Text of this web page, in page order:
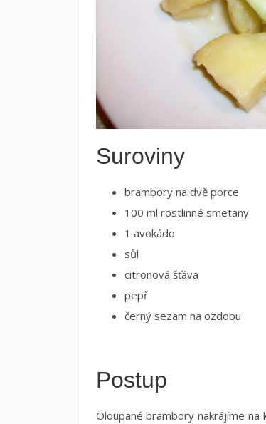
Suroviny
brambory na dvě porce
100 ml rostlinné smetany
1 avokádo
sůl
citronová šťáva
pepř
černý sezam na ozdobu
Postup
Oloupané brambory nakrájíme